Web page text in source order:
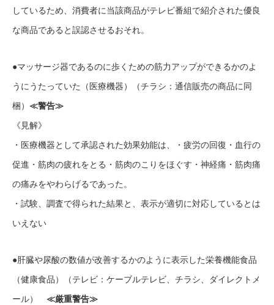
しているため、消費者に当該商品がテレビ番組で紹介された優良
な商品であると誤認させるおそれ。
●マッサージ器であるのに歩くための筋力アップができるかのよ
うにうたっていた（医療機器）（チラシ：通信販売の商品に同
梱） ≪警告≫
《見解》
・医療機器として承認された効果効能は、・疲労の回復・血行の
促進・筋肉の疲れをとる・筋肉のこりをほぐす・神経痛・筋肉痛
の痛みをやわらげるであった。
・試験、調査で得られた結果と、表示が適切に対応しているとは
いえない
●肝臓や尿酸の数値が改善するかのように表示した栄養機能食品
（健康食品）（テレビ：ケーブルテレビ、チラシ、ダイレクトメ
ール）
≪厳重警告≫